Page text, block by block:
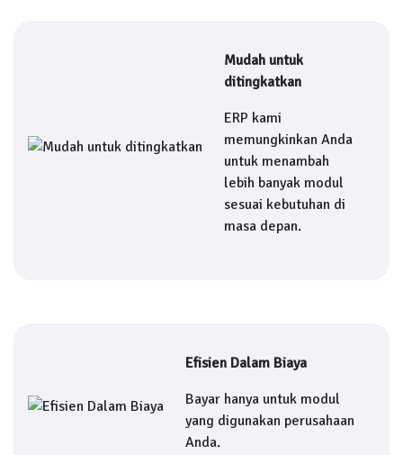
Mudah untuk
ditingkatkan
ERP kami
memungkinkan Anda
untuk menambah
lebih banyak modul
sesuai kebutuhan di
masa depan.
Efisien Dalam Biaya
Bayar hanya untuk modul
yang digunakan perusahaan
Anda.